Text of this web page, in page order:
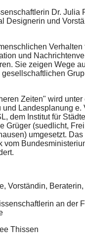
Dr. Julia
Designerin und
Verhalten
und
Sie zeigen Wege
Zeiten" wird
Landesplanung e.
dem Institut für
Grüger (suedlicht,
umgesetzt.
Vorständin,
an der
Thissen